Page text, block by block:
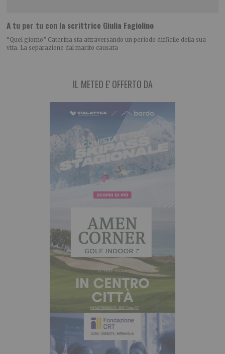
A tu per tu con la scrittrice Giulia Fagiolino
“Quel giorno” Caterina sta attraversando un periodo difficile della sua
vita. La separazione dal marito causata
IL METEO E' OFFERTO DA